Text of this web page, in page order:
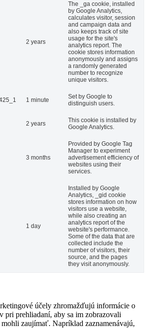
2 years
The _ga cookie, installed
by Google Analytics,
calculates visitor, session
and campaign data and
also keeps track of site
usage for the site's
analytics report. The
cookie stores information
anonymously and assigns
a randomly generated
number to recognize
unique visitors.
1 minute
Set by Google to
distinguish users.
2 years
This cookie is installed by
Google Analytics.
3 months
Provided by Google Tag
Manager to experiment
advertisement efficiency of
websites using their
services.
1 day
Installed by Google
Analytics, _gid cookie
stores information on how
visitors use a website,
while also creating an
analytics report of the
website's performance.
Some of the data that are
collected include the
number of visitors, their
source, and the pages
they visit anonymously.
účely zhromažďujú informácie o
pri prehliadaní, aby sa im zobrazovali
zaujímať. Napríklad zaznamenávajú,